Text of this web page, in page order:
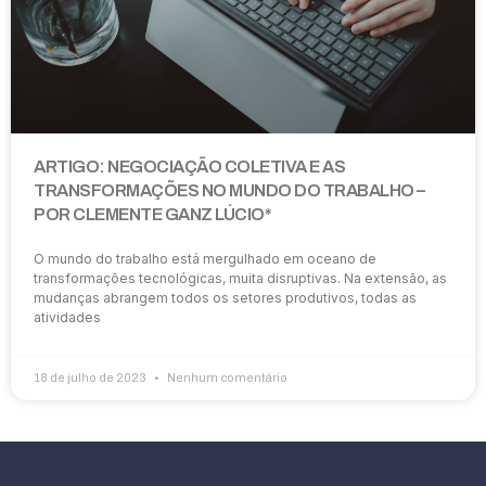
ARTIGO: NEGOCIAÇÃO COLETIVA E AS
TRANSFORMAÇÕES NO MUNDO DO TRABALHO –
POR CLEMENTE GANZ LÚCIO*
O mundo do trabalho está mergulhado em oceano de
transformações tecnológicas, muita disruptivas. Na extensão, as
mudanças abrangem todos os setores produtivos, todas as
atividades
18 de julho de 2023 Nenhum comentário